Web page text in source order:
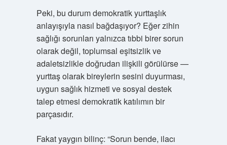
Peki, bu durum demokratik yurttaşlık
anlayışıyla nasıl bağdaşıyor? Eğer zihin
sağlığı sorunları yalnızca tıbbi birer sorun
olarak değil, toplumsal eşitsizlik ve
adaletsizlikle doğrudan ilişkili görülürse —
yurttaş olarak bireylerin sesini duyurması,
uygun sağlık hizmeti ve sosyal destek
talep etmesi demokratik katılımın bir
parçasıdır.
Fakat yaygın bilinç: “Sorun bende, ilacı